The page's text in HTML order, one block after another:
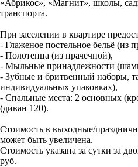
«Абрикос», «Магнит», школы,
транспорта.
При заселении в кваpтире
- Глаженое постельное бельё (из
- Полотенца (из прачечной),
- Мыльные принадлежности
- Зубные и бритвенный наборы,
индивидуальных упаковках),
- Спaльные места: 2 основных
(диван 120).
Стоимость в выходные/
может быть увеличена.
Стоимость указана за сутки за
руб.